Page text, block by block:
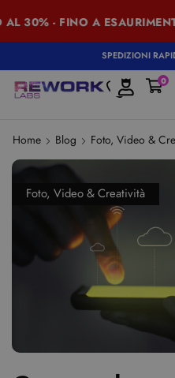
30% - FINO A ESAURIMENTO
SPEDIZIONI
0
Home Blog Foto, Video &
Foto, Video & Creatività